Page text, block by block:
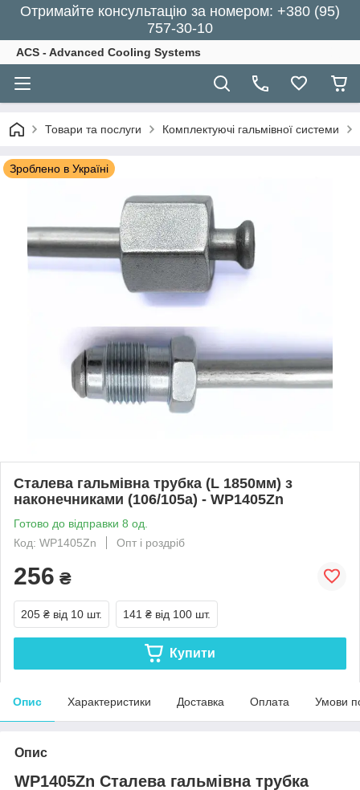
Отримайте консультацію за номером: +380 (95)
757-30-10
ACS - Advanced Cooling Systems
Товари та послуги Комплектуючі гальмівної системи
Зроблено в Україні
Сталева гальмівна трубка (L 1850мм) з
наконечниками (106/105а) - WP1405Zn
Готово до відправки 8 од.
Код: WP1405Zn
Опт і роздріб
256 ₴
205 ₴ від 10 шт. 141 ₴ від 100 шт.
Купити
Опис Характеристики Доставка Оплата Умови
Опис
WP1405Zn Сталева гальмівна трубка